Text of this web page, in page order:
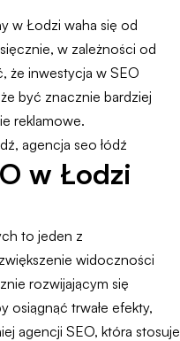
w Łodzi waha się od
w zależności od
że inwestycja w SEO
być znacznie bardziej
reklamowe.
w Łodzi
to jeden z
widoczności
rozwijającym się
osiągnąć trwałe efekty,
agencji SEO, która stosuje